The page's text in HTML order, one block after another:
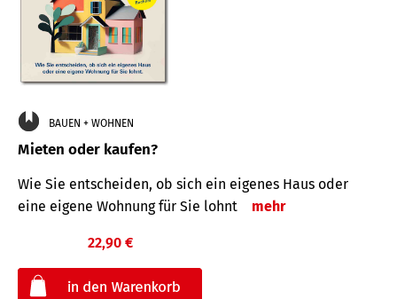
BAUEN + WOHNEN
Mieten oder kaufen?
Wie Sie entscheiden, ob sich ein eigenes Haus oder
eine eigene Wohnung für Sie lohnt
mehr
22,90 €